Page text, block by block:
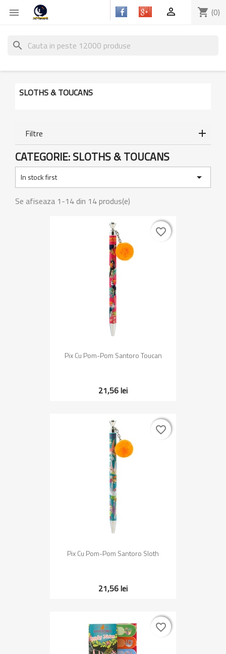
 shopping_cart (0)

search
SLOTHS & TOUCANS
Filtre
CATEGORIE: SLOTHS & TOUCANS
In stock first

Se afiseaza 1-14 din 14 produs(e)
Pix Cu Pom-Pom Santoro Toucan
21,56 lei
favorite_border
favorite_border
Pix Cu Pom-Pom Santoro Sloth
21,56 lei
favorite_border
favorite_border
favorite_border
favorite_border